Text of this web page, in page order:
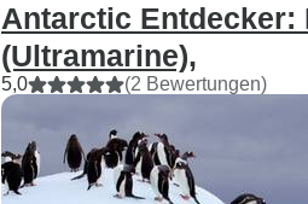
Antarctic Entdecker:
(Ultramarine),
5,0 (2 Bewertungen)